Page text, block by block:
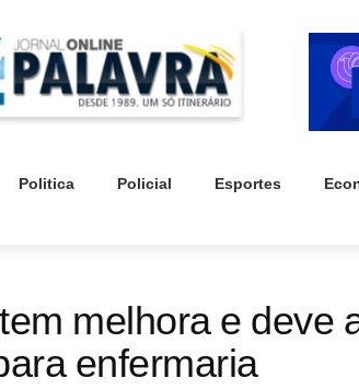
Politica Policial Esportes
melhora e deve
enfermaria